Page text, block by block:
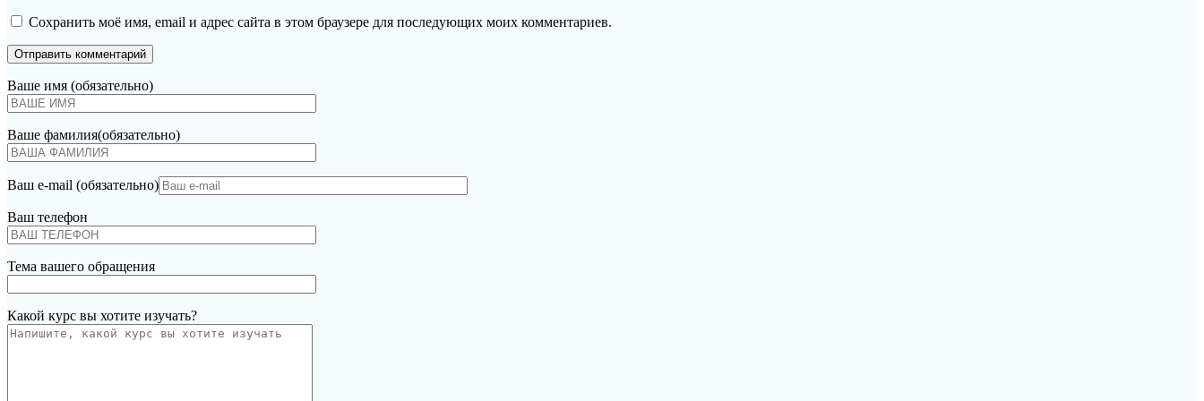
Сохранить моё имя, email и адрес сайта в этом браузере для последующих моих комментариев.
Ваше имя (обязательно)
Ваше фамилия(обязательно)
Ваш e-mail (обязательно)
Ваш телефон
Тема вашего обращения
Какой курс вы хотите изучать?